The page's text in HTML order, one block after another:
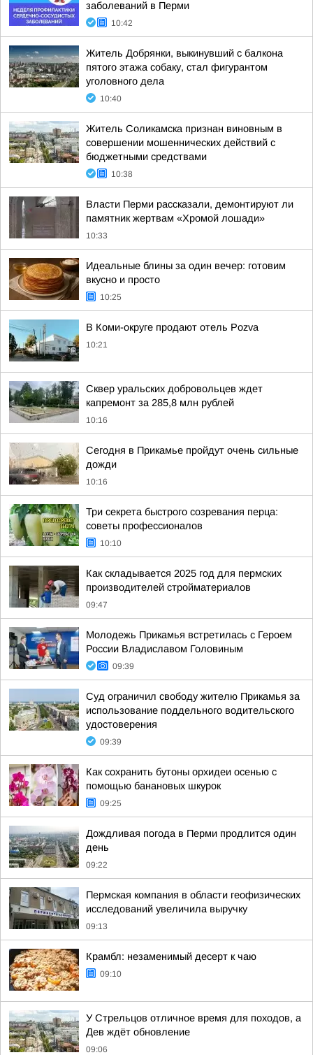
заболеваний в Перми
10:42
Житель Добрянки, выкинувший с балкона
пятого этажа собаку, стал фигурантом
уголовного дела
10:40
Житель Соликамска признан виновным в
совершении мошеннических действий с
бюджетными средствами
10:38
Власти Перми рассказали, демонтируют ли
памятник жертвам «Хромой лошади»
10:33
Идеальные блины за один вечер: готовим
вкусно и просто
10:25
В Коми-округе продают отель Pozva
10:21
Сквер уральских добровольцев ждет
капремонт за 285,8 млн рублей
10:16
Сегодня в Прикамье пройдут очень сильные
дожди
10:16
Три секрета быстрого созревания перца:
советы профессионалов
10:10
Как складывается 2025 год для пермских
производителей стройматериалов
09:47
Молодежь Прикамья встретилась с Героем
России Владиславом Головиным
09:39
Суд ограничил свободу жителю Прикамья за
использование поддельного водительского
удостоверения
09:39
Как сохранить бутоны орхидеи осенью с
помощью банановых шкурок
09:25
Дождливая погода в Перми продлится один
день
09:22
Пермская компания в области геофизических
исследований увеличила выручку
09:13
Крамбл: незаменимый десерт к чаю
09:10
У Стрельцов отличное время для походов, а
Дев ждёт обновление
09:06